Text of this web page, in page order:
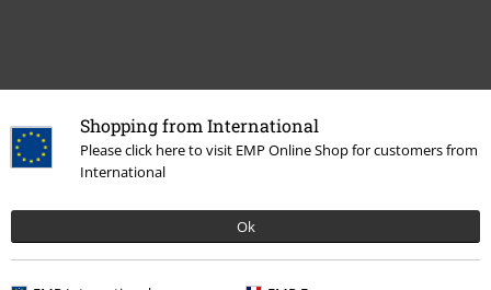
Shopping from International
Please click here to visit EMP Online Shop for customers from
International
Ok
More categories. More options.
Výpredaj % Média CDs
Merch kapiel